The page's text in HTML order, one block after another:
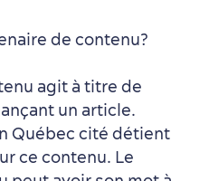
de contenu?
agit à titre de
un article.
Québec cité détient
ce contenu. Le